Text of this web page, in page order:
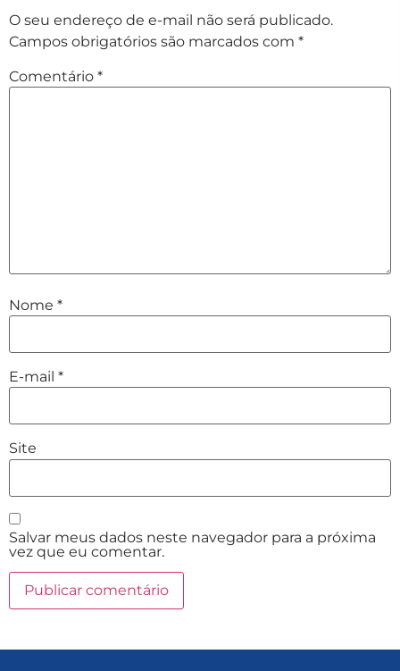
O seu endereço de e-mail não será publicado.
Campos obrigatórios são marcados com *
Comentário *
Nome *
E-mail *
Site
Salvar meus dados neste navegador para a próxima
vez que eu comentar.